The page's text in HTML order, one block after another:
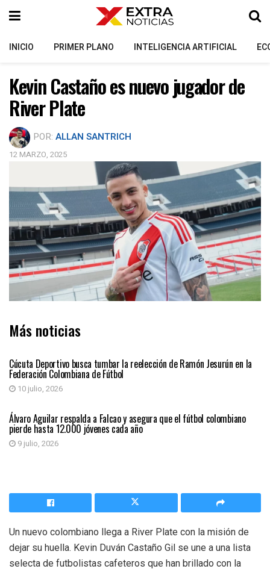
INICIO PRIMER PLANO INTELIGENCIA ARTIFICIAL
Kevin Castaño es nuevo jugador de
River Plate
POR: ALLAN SANTRICH
12 MARZO, 2025
Más noticias
Cúcuta Deportivo busca tumbar la reelección de Ramón Jesurún en la
Federación Colombiana de Fútbol
10 julio, 2026
DEPORTES
Álvaro Aguilar respalda a Falcao y asegura que el fútbol colombiano
pierde hasta 12.000 jóvenes cada año
9 julio, 2026
Un nuevo colombiano llega a River Plate con la misión de
dejar su huella. Kevin Duván Castaño Gil se une a una lista
selecta de futbolistas cafeteros que han brillado con la